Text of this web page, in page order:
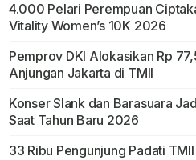
4.000 Pelari Perempuan
Vitality Women’s 10K 2026
Pemprov DKI Alokasikan Rp
Anjungan Jakarta di TMII
Konser Slank dan Barasuara
Saat Tahun Baru 2026
33 Ribu Pengunjung Padati